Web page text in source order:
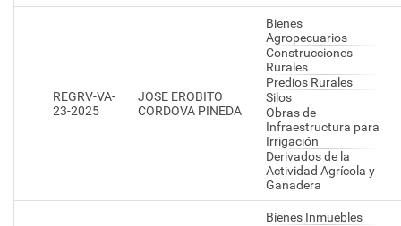
REGRV-VA-
23-2025
JOSE EROBITO
CORDOVA PINEDA
Bienes
Agropecuarios
Construcciones
Rurales
Predios Rurales
Silos
Obras de
Infraestructura para
Irrigación
Derivados de la
Actividad Agrícola y
Ganadera
Bienes Inmuebles